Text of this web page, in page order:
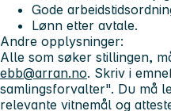
Gode
Lønn etter avtale.
Andre opplysninger:
Alle som søker stillingen,
ebb@arran.no. Skriv i
samlingsforvalter". Du må
relevante vitnemål og